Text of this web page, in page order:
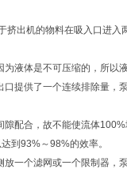
挤出机的物料在吸入口进
液体是不可压缩的，所以
提供了一个连续排除量，
配合，故不能使流体
到93%～98%的效率。
一个滤网或一个限制器，